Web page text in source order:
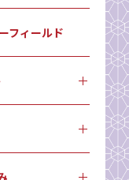
フィールド